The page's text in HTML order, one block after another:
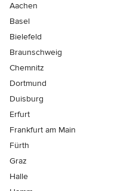
Aachen
Basel
Bielefeld
Braunschweig
Chemnitz
Dortmund
Duisburg
Erfurt
Frankfurt am Main
Fürth
Graz
Halle